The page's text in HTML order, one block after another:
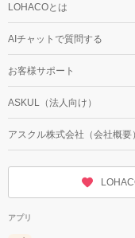
LOHACOとは
AIチャットで質問する
お客様サポート
ASKUL（法人向け）
アスクル株式会社（会社概要）
アプリ